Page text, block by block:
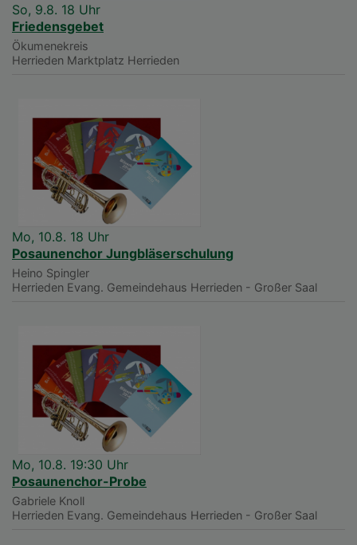
So, 9.8. 18 Uhr
Friedensgebet
Ökumenekreis
Herrieden Marktplatz Herrieden
Mo, 10.8. 18 Uhr
Posaunenchor Jungbläserschulung
Heino Spingler
Herrieden Evang. Gemeindehaus Herrieden - Großer Saal
Mo, 10.8. 19:30 Uhr
Posaunenchor-Probe
Gabriele Knoll
Herrieden Evang. Gemeindehaus Herrieden - Großer Saal